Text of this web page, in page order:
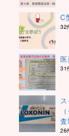
C
32
医
31
査
26